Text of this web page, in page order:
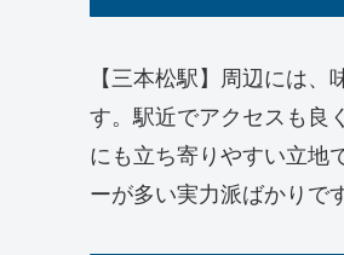
【三本松駅】周辺には
す。駅近でアクセスも良
にも立ち寄りやすい立地
ーが多い実力派ばかりで